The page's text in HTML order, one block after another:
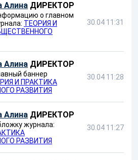
Алина ДИРЕКТОР
о главном
ТЕОРИЯ И
30.04 11:31
Алина ДИРЕКТОР
баннер
И ПРАКТИКА
РАЗВИТИЯ
30.04 11:28
Алина ДИРЕКТОР
журнала:
РАЗВИТИЯ
30.04 11:27